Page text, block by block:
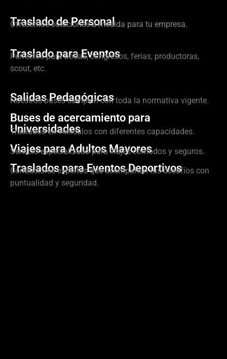
Traslado de Personal
Ofrecemos soluciones a medida para tu empresa.
Traslado para Eventos
Perfectos para bodas, congresos, ferias, productoras,
scout, etc.
Salidas Pedagógicas
Nuestros buses cumplen con toda la normativa vigente.
Buses de acercamiento para
Universidades
Traslados en vehículos con diferentes capacidades.
Viajes para Adultos Mayores
Servicio especializado para viajes cómodos y seguros.
Traslados para Eventos Deportivos
Conductores expertos que acompañan tus desafíos con
puntualidad y seguridad.